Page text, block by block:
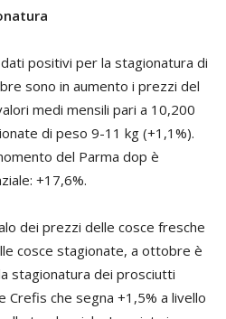
positivi per la stagionatura di
sono in aumento i prezzi del
medi mensili pari a 10,200
di peso 9-11 kg (+1,1%).
del Parma dop è
+17,6%.
dei prezzi delle cosce fresche
cosce stagionate, a ottobre è
stagionatura dei prosciutti
Crefis che segna +1,5% a livello